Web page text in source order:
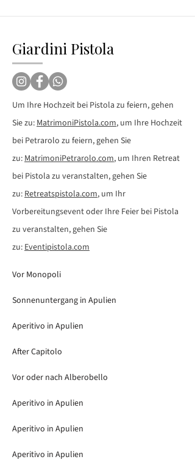
Giardini Pistola
Um Ihre Hochzeit bei Pistola zu feiern, gehen
Sie zu:MatrimoniPistola.com, um Ihre Hochzeit
bei Petrarolo zu feiern, gehen Sie
zu:MatrimoniPetrarolo.com, um Ihren Retreat
bei Pistola zu veranstalten, gehen Sie
zu:Retreatspistola.com, um Ihr
Vorbereitungsevent oder Ihre Feier bei Pistola
zu veranstalten, gehen Sie
zu:Eventipistola.com
Vor Monopoli
Sonnenuntergang in Apulien
Aperitivo in Apulien
After Capitolo
Vor oder nach Alberobello
Aperitivo in Apulien
Aperitivo in Apulien
Aperitivo in Apulien